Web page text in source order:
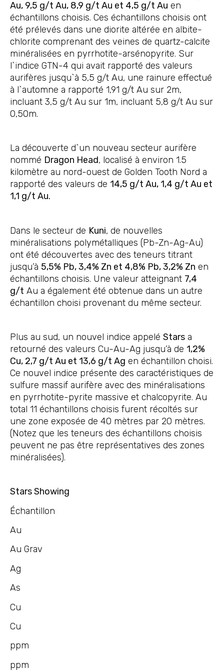
Au, 9,5 g/t Au, 8,9 g/t Au et 4,5 g/t Au en
échantillons choisis. Ces échantillons choisis ont
été prélevés dans une diorite altérée en albite-
chlorite comprenant des veines de quartz-calcite
minéralisées en pyrrhotite-arsénopyrite. Sur
l`indice GTN-4 qui avait rapporté des valeurs
aurifères jusqu`à 5,5 g/t Au, une rainure effectué
à l`automne a rapporté 1,91 g/t Au sur 2m,
incluant 3,5 g/t Au sur 1m, incluant 5,8 g/t Au sur
0,50m.
La découverte d`un nouveau secteur aurifère
nommé Dragon Head, localisé à environ 1.5
kilomètre au nord-ouest de Golden Tooth Nord a
rapporté des valeurs de 14,5 g/t Au, 1,4 g/t Au et
1,1 g/t Au.
Dans le secteur de Kuni, de nouvelles
minéralisations polymétalliques (Pb-Zn-Ag-Au)
ont été découvertes avec des teneurs titrant
jusqu’à 5,5% Pb, 3,4% Zn et 4,8% Pb, 3,2% Zn en
échantillons choisis. Une valeur atteignant 7,4
g/t Au a également été obtenue dans un autre
échantillon choisi provenant du même secteur.
Plus au sud, un nouvel indice appelé Stars a
retourné des valeurs Cu-Au-Ag jusqu’à de 1,2%
Cu, 2,7 g/t Au et 13,6 g/t Ag en échantillon choisi.
Ce nouvel indice présente des caractéristiques de
sulfure massif aurifère avec des minéralisations
en pyrrhotite-pyrite massive et chalcopyrite. Au
total 11 échantillons choisis furent récoltés sur
une zone exposée de 40 mètres par 20 mètres.
(Notez que les teneurs des échantillons choisis
peuvent ne pas être représentatives des zones
minéralisées).
Stars Showing
Échantillon
Au
Au Grav
Ag
As
Cu
Cu
ppm
ppm